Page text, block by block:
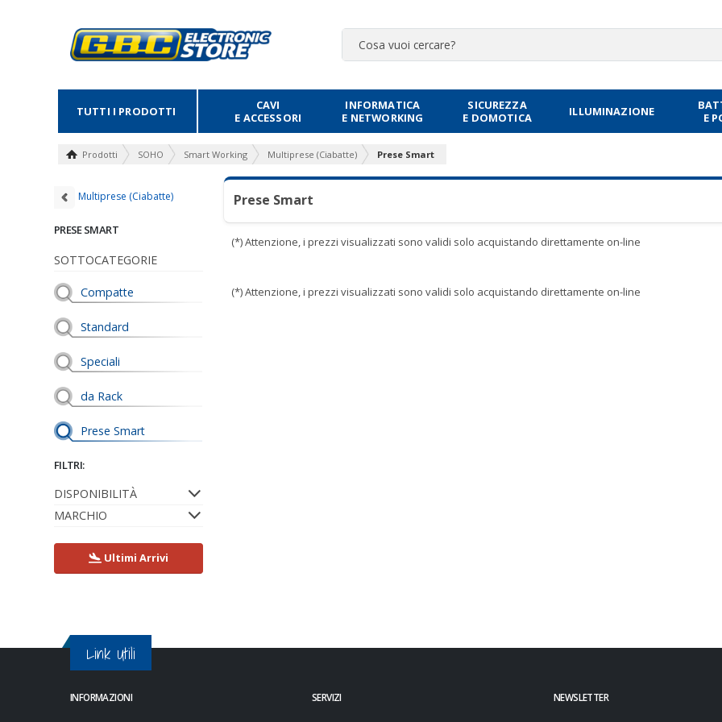
TUTTI I PRODOTTI
CAVI
E ACCESSORI
INFORMATICA
E NETWORKING
SICUREZZA
E DOMOTICA
ILLUMINAZIONE
E
Prodotti SOHO Smart Working Multiprese (Ciabatte) Prese Smart
Multiprese (Ciabatte)
PRESE SMART
SOTTOCATEGORIE
Compatte
Standard
Speciali
da Rack
Prese Smart
FILTRI:
DISPONIBILITÀ
MARCHIO
Ultimi Arrivi
Prese Smart
(*) Attenzione, i prezzi visualizzati sono validi solo acquistando direttamente on-line
(*) Attenzione, i prezzi visualizzati sono validi solo acquistando direttamente on-line
Link Utili
INFORMAZIONI SERVIZI NEWSLETTER